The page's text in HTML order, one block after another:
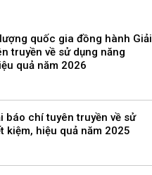
quốc gia đồng hành Giải
truyền về sử dụng năng
quả năm 2026
báo chí tuyên truyền về sử
kiệm, hiệu quả năm 2025